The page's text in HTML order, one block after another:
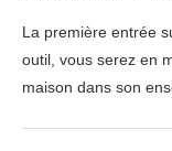
La première entrée
outil, vous serez en
maison dans son